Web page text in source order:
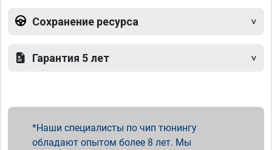
Сохранение ресурса
Гарантия 5 лет
Наши специалисты по чип тюнингу
обладают опытом более 8 лет. Мы